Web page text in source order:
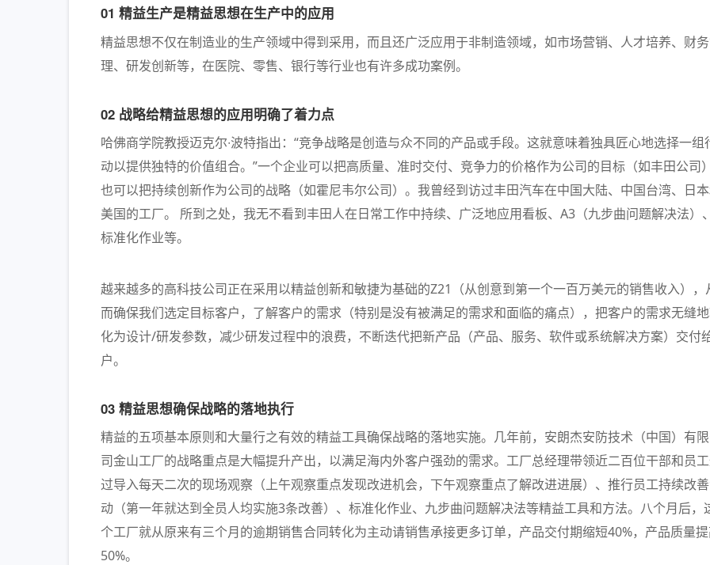
01 精益生产是精益思想在生产中的应用
精益思想不仅在制造业的生产领域中得到采用，而且还广泛应用于非制造领域，如市场营销、人才培养、财
理、研发创新等，在医院、零售、银行等行业也有许多成功案例。
02 战略给精益思想的应用明确了着力点
哈佛商学院教授迈克尔∙波特指出：“竞争战略是创造与众不同的产品或手段。这就意味着独具匠心地选择一组
动以提供独特的价值组合。”一个企业可以把高质量、准时交付、竞争力的价格作为公司的目标（如丰田公司）
也可以把持续创新作为公司的战略（如霍尼韦尔公司）。我曾经到访过丰田汽车在中国大陆、中国台湾、日
美国的工厂。 所到之处，我无不看到丰田人在日常工作中持续、广泛地应用看板、A3（九步曲问题解决法）、
标准化作业等。
越来越多的高科技公司正在采用以精益创新和敏捷为基础的Z21（从创意到第一个一百万美元的销售收入），
而确保我们选定目标客户，了解客户的需求（特别是没有被满足的需求和面临的痛点），把客户的需求无缝
化为设计/研发参数，减少研发过程中的浪费，不断迭代把新产品（产品、服务、软件或系统解决方案）交付
户。
03 精益思想确保战略的落地执行
精益的五项基本原则和大量行之有效的精益工具确保战略的落地实施。几年前，安朗杰安防技术（中国）有
司金山工厂的战略重点是大幅提升产出，以满足海内外客户强劲的需求。工厂总经理带领近二百位干部和员
过导入每天二次的现场观察（上午观察重点发现改进机会，下午观察重点了解改进进展）、推行员工持续改
动（第一年就达到全员人均实施3条改善）、标准化作业、九步曲问题解决法等精益工具和方法。八个月后，
个工厂就从原来有三个月的逾期销售合同转化为主动请销售承接更多订单，产品交付期缩短40%，产品质量
50%。